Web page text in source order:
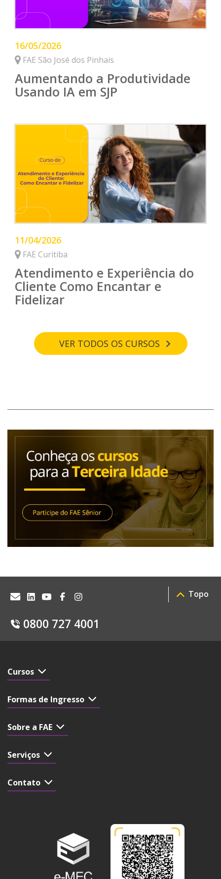
16/05/2026
FAE São José dos Pinhais
Aumentando a Produtividade
Usando IA em SJP
11/04/2026
FAE Curitiba
Atendimento e Experiência do
Cliente Como Encantar e
Fidelizar
VER TODOS OS CURSOS
0800 727 4001
Topo
Cursos
Formas de Ingresso
Sobre a FAE
Serviços
Contato